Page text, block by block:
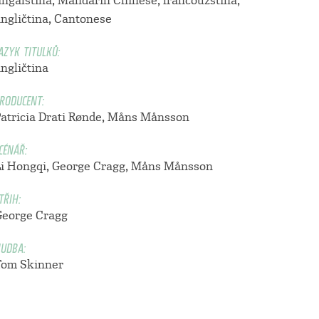
Cantonese
TITULKŮ:
Drati Rønde,Måns Månsson
Hongqi,George Cragg,Måns Månsson
Cragg
Skinner